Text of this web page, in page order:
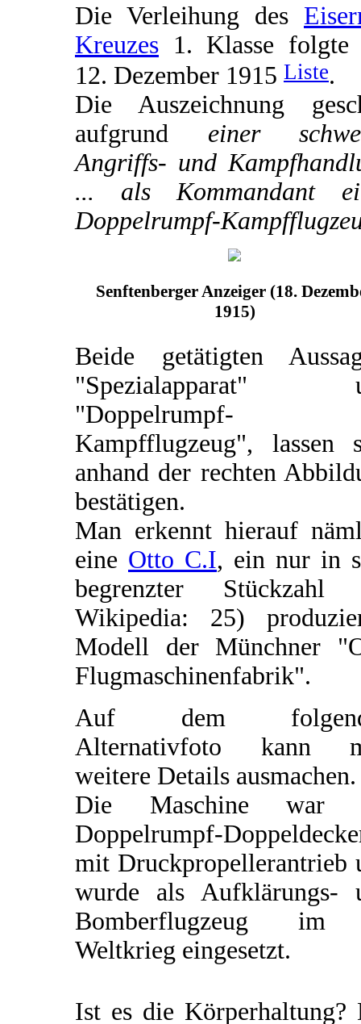
Die Verleihung des
Kreuzes 1. Klasse folgte
12. Dezember 1915 Liste.
Die Auszeichnung
aufgrund einer
Angriffs- und
... als Kommandant
Doppelrumpf-
Senftenberger Anzeiger (18.
1915)
Beide getätigten
"Spezialapparat"
"Doppelrumpf-
Kampfflugzeug", lassen
anhand der rechten
bestätigen.
Man erkennt hierauf
eine Otto C.I, ein nur in
begrenzter Stückzahl
Wikipedia: 25)
Modell der Münchner
Flugmaschinenfabrik".
Auf dem
Alternativfoto kann
weitere Details ausmachen.
Die Maschine war
Doppelrumpf-
mit Druckpropellerantrieb
wurde als Aufklärungs-
Bomberflugzeug
Weltkrieg eingesetzt.
Ist es die Körperhaltung?